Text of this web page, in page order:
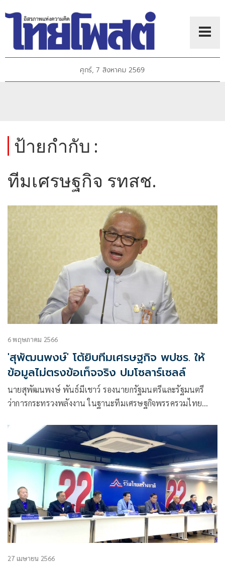
ศุกร์, 7 สิงหาคม 2569
ป้ายกำกับ :
ทีมเศรษฐกิจ รทสช.
6 พฤษภาคม 2566
'สุพัฒนพงษ์' โต้ยิบทีมเศรษฐกิจ พปชร. ให้
ข้อมูลไม่ตรงข้อเท็จจริง ปมโซลาร์เซลล์
นายสุพัฒนพงษ์ พันธ์มีเชาว์ รองนายกรัฐมนตรีและรัฐมนตรี
ว่าการกระทรวงพลังงาน ในฐานะทีมเศรษฐกิจพรรครวมไทย
บาล
27 เมษายน 2566